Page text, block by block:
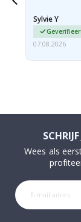
beetje…
Sylvie Y
07.08.2026
Wees als